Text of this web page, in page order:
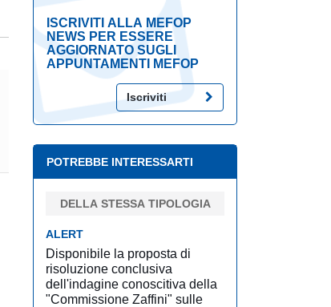
ISCRIVITI ALLA MEFOP
NEWS PER ESSERE
AGGIORNATO SUGLI
APPUNTAMENTI MEFOP
Iscriviti
POTREBBE INTERESSARTI
DELLA STESSA TIPOLOGIA
ALERT
Disponibile la proposta di
risoluzione conclusiva
dell'indagine conoscitiva della
"Commissione Zaffini" sulle